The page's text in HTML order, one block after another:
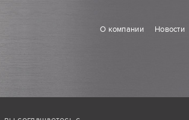
О компании Новости